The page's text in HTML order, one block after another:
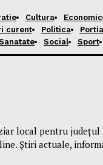
Cultura Economic
curent
Politica
Social Sport
local pentru județul
Știri actuale,